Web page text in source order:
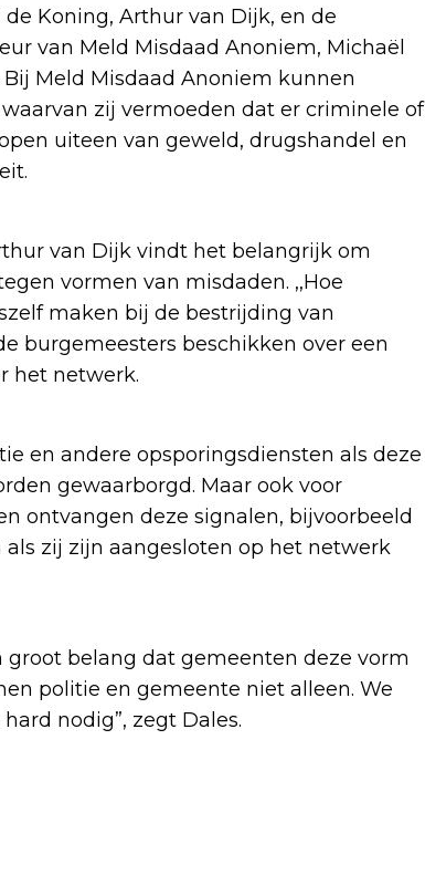
Koning, Arthur van Dijk, en de
van Meld Misdaad Anoniem, Michaël
Meld Misdaad Anoniem kunnen
zij vermoeden dat er criminele of
uiteen van geweld, drugshandel en
van Dijk vindt het belangrijk om
vormen van misdaden. ,,Hoe
maken bij de bestrijding van
burgemeesters beschikken over een
het netwerk.
en andere opsporingsdiensten als deze
gewaarborgd. Maar ook voor
ontvangen deze signalen, bijvoorbeeld
zij zijn aangesloten op het netwerk
groot belang dat gemeenten deze vorm
politie en gemeente niet alleen. We
nodig”, zegt Dales.